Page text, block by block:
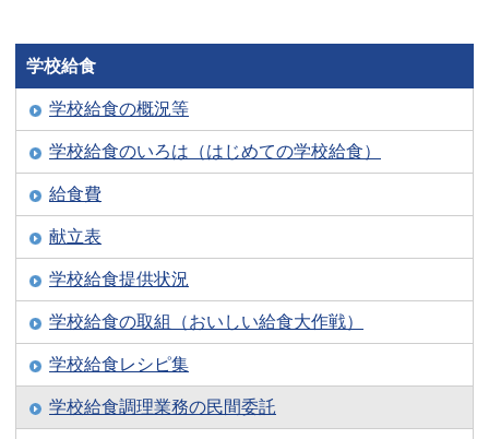
学校給食
学校給食の概況等
学校給食のいろは（はじめての学校給食）
給食費
献立表
学校給食提供状況
学校給食の取組（おいしい給食大作戦）
学校給食レシピ集
学校給食調理業務の民間委託